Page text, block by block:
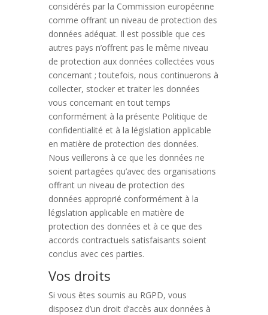
considérés par la Commission européenne
comme offrant un niveau de protection des
données adéquat. Il est possible que ces
autres pays n’offrent pas le même niveau
de protection aux données collectées vous
concernant ; toutefois, nous continuerons à
collecter, stocker et traiter les données
vous concernant en tout temps
conformément à la présente Politique de
confidentialité et à la législation applicable
en matière de protection des données.
Nous veillerons à ce que les données ne
soient partagées qu’avec des organisations
offrant un niveau de protection des
données approprié conformément à la
législation applicable en matière de
protection des données et à ce que des
accords contractuels satisfaisants soient
conclus avec ces parties.
Vos droits
Si vous êtes soumis au RGPD, vous
disposez d’un droit d’accès aux données à